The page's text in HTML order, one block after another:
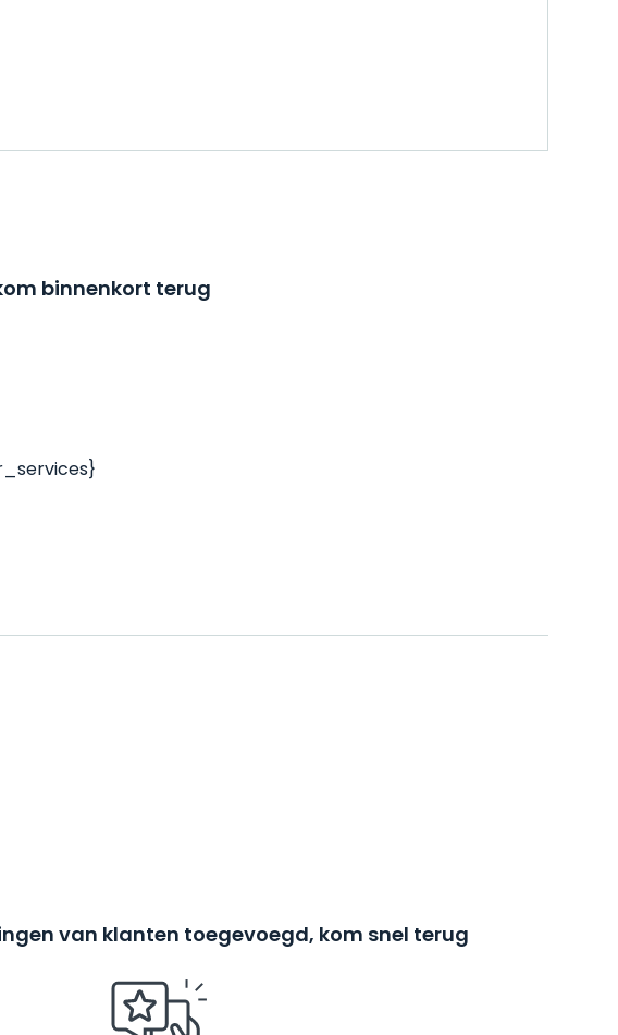
binnenkort terug
van klanten toegevoegd, kom snel terug